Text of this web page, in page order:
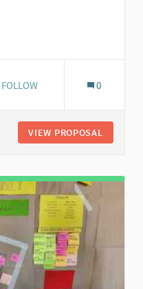
8 FOLLOWERS
FOLLOW 0
VIEW PROPOSAL